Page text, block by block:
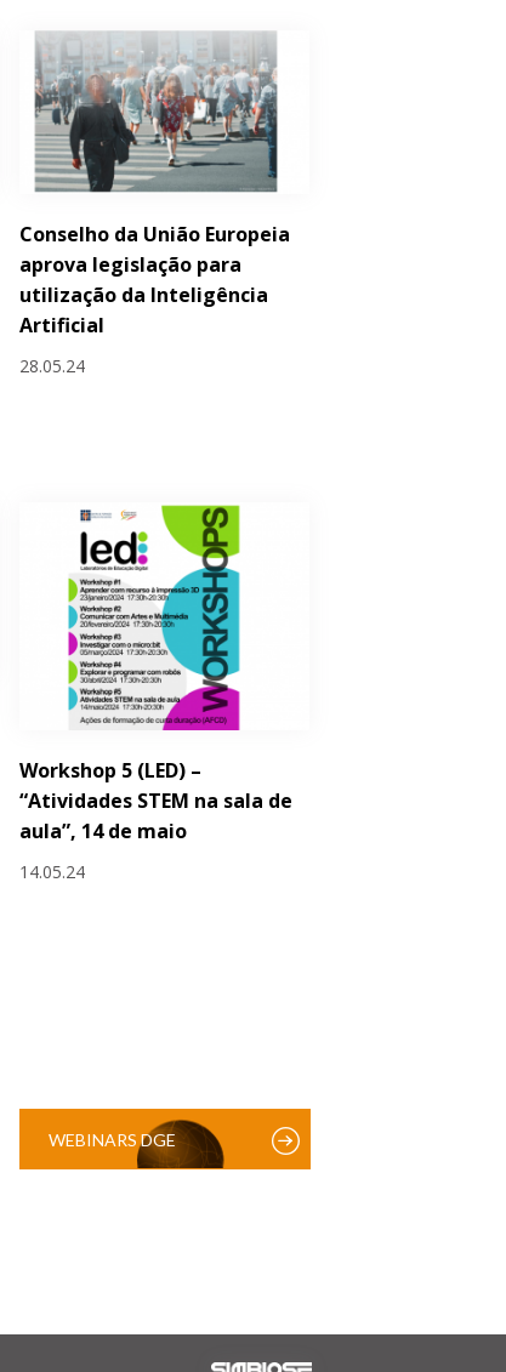
Conselho da União Europeia
aprova legislação para
utilização da Inteligência
Artificial
28.05.24
Workshop 5 (LED) –
“Atividades STEM na sala de
aula”, 14 de maio
14.05.24
WEBINARS DGE